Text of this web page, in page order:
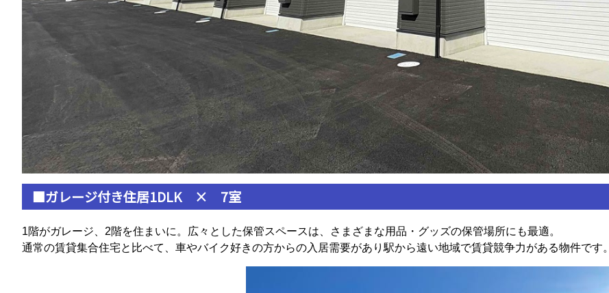
■ガレージ付き住居1DLK × 7室
1階がガレージ、2階を住まいに。広々とした保管スペースは、さまざまな用品・グッズの保管場所にも最適。
通常の賃貸集合住宅と比べて、車やバイク好きの方からの入居需要があり駅から遠い地域で賃貸競争力がある物件です。